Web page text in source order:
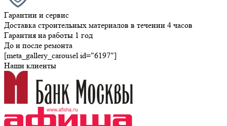
Гарантии и сервис
Доставка строительных материалов в течении 4 часов
Гарантия на работы 1 год
До и после ремонта
[meta_gallery_carousel id="6197"]
Наши клиенты